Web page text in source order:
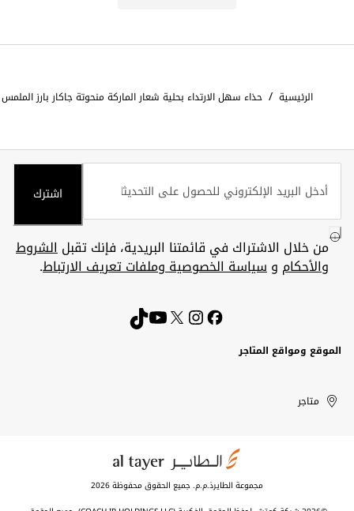
الرئيسية / حذاء سهل الارتداء بحلية شعار الماركة منحوتة جاكار بارز الملمس
اشترك
من خلال الاشتراك في قائمتنا البريدية، فإنك تقبلالشروط
والأحكام وسياسة الخصوصية وملفات تعريف الارتباط.
الموقع ومواقع المتاجر
United
Arab
Kuwait
الإمارات
العربية
الكويت
متاجر
مجموعة الطايرذ.م.م. جميع الحقوق محفوظة 2026